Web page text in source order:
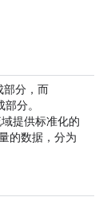
部分，而
分。
提供标准化的
的数据，分为